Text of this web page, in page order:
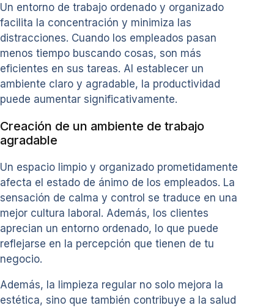
Un entorno de trabajo ordenado y organizado
facilita la concentración y minimiza las
distracciones. Cuando los empleados pasan
menos tiempo buscando cosas, son más
eficientes en sus tareas. Al establecer un
ambiente claro y agradable, la productividad
puede aumentar significativamente.
Creación de un ambiente de trabajo
agradable
Un espacio limpio y organizado prometidamente
afecta el estado de ánimo de los empleados. La
sensación de calma y control se traduce en una
mejor cultura laboral. Además, los clientes
aprecian un entorno ordenado, lo que puede
reflejarse en la percepción que tienen de tu
negocio.
Además, la limpieza regular no solo mejora la
estética, sino que también contribuye a la salud